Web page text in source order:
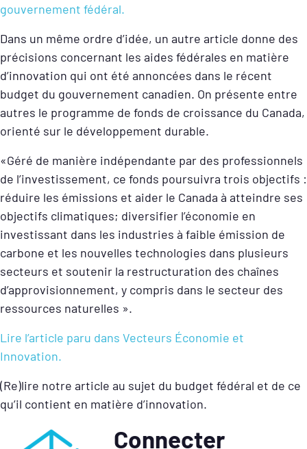
gouvernement fédéral.
Dans un même ordre d’idée, un autre article donne des
précisions concernant les aides fédérales en matière
d’innovation qui ont été annoncées dans le récent
budget du gouvernement canadien. On présente entre
autres le programme de fonds de croissance du Canada,
orienté sur le développement durable.
«Géré de manière indépendante par des professionnels
de l’investissement, ce fonds poursuivra trois objectifs :
réduire les émissions et aider le Canada à atteindre ses
objectifs climatiques; diversifier l’économie en
investissant dans les industries à faible émission de
carbone et les nouvelles technologies dans plusieurs
secteurs et soutenir la restructuration des chaînes
d’approvisionnement, y compris dans le secteur des
ressources naturelles ».
Lire l’article paru dans Vecteurs Économie et
Innovation.
(Re)lire notre article au sujet du budget fédéral et de ce
qu’il contient en matière d’innovation.
Connecter